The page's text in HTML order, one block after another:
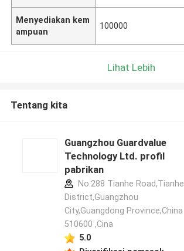
Menyediakan kem
ampuan
100000
Lihat Lebih
Tentang kita
Guangzhou Guardvalue
Technology Ltd. profil
pabrikan
No.288 Tianhe Road,Tianhe
District,Guangzhou
City,Guangdong Province,China
510600 ,Cina
5.0